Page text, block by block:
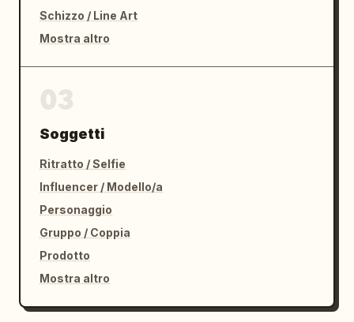
Schizzo / Line Art
Mostra altro
Soggetti
Ritratto / Selfie
Influencer / Modello/a
Personaggio
Gruppo / Coppia
Prodotto
Mostra altro